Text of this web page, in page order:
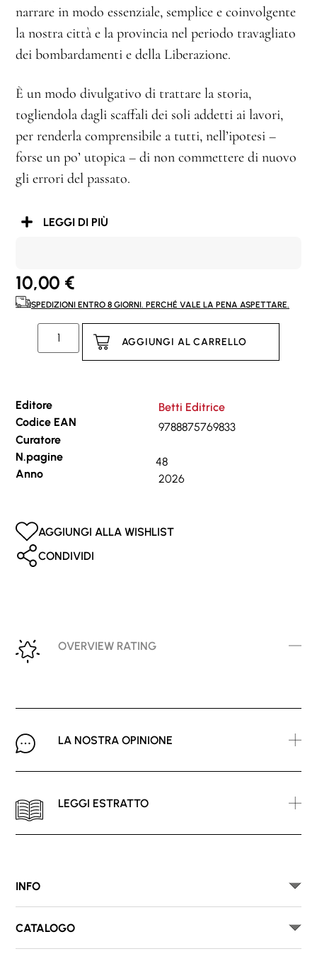
narrare in modo essenziale, semplice e coinvolgente
la nostra città e la provincia nel periodo travagliato
dei bombardamenti e della Liberazione.
È un modo divulgativo di trattare la storia,
togliendola dagli scaffali dei soli addetti ai lavori,
per renderla comprensibile a tutti, nell’ipotesi –
forse un po’ utopica – di non commettere di nuovo
gli errori del passato.
LEGGI DI PIÙ
10,00 €
SPEDIZIONI ENTRO 8 GIORNI. PERCHÉ VALE LA PENA ASPETTARE.
AGGIUNGI AL CARRELLO
Editore
Betti Editrice
Codice EAN
9788875769833
Curatore
N.pagine
48
Anno
2026
AGGIUNGI ALLA WISHLIST
CONDIVIDI
OVERVIEW RATING
LA NOSTRA OPINIONE
LEGGI ESTRATTO
INFO
CATALOGO